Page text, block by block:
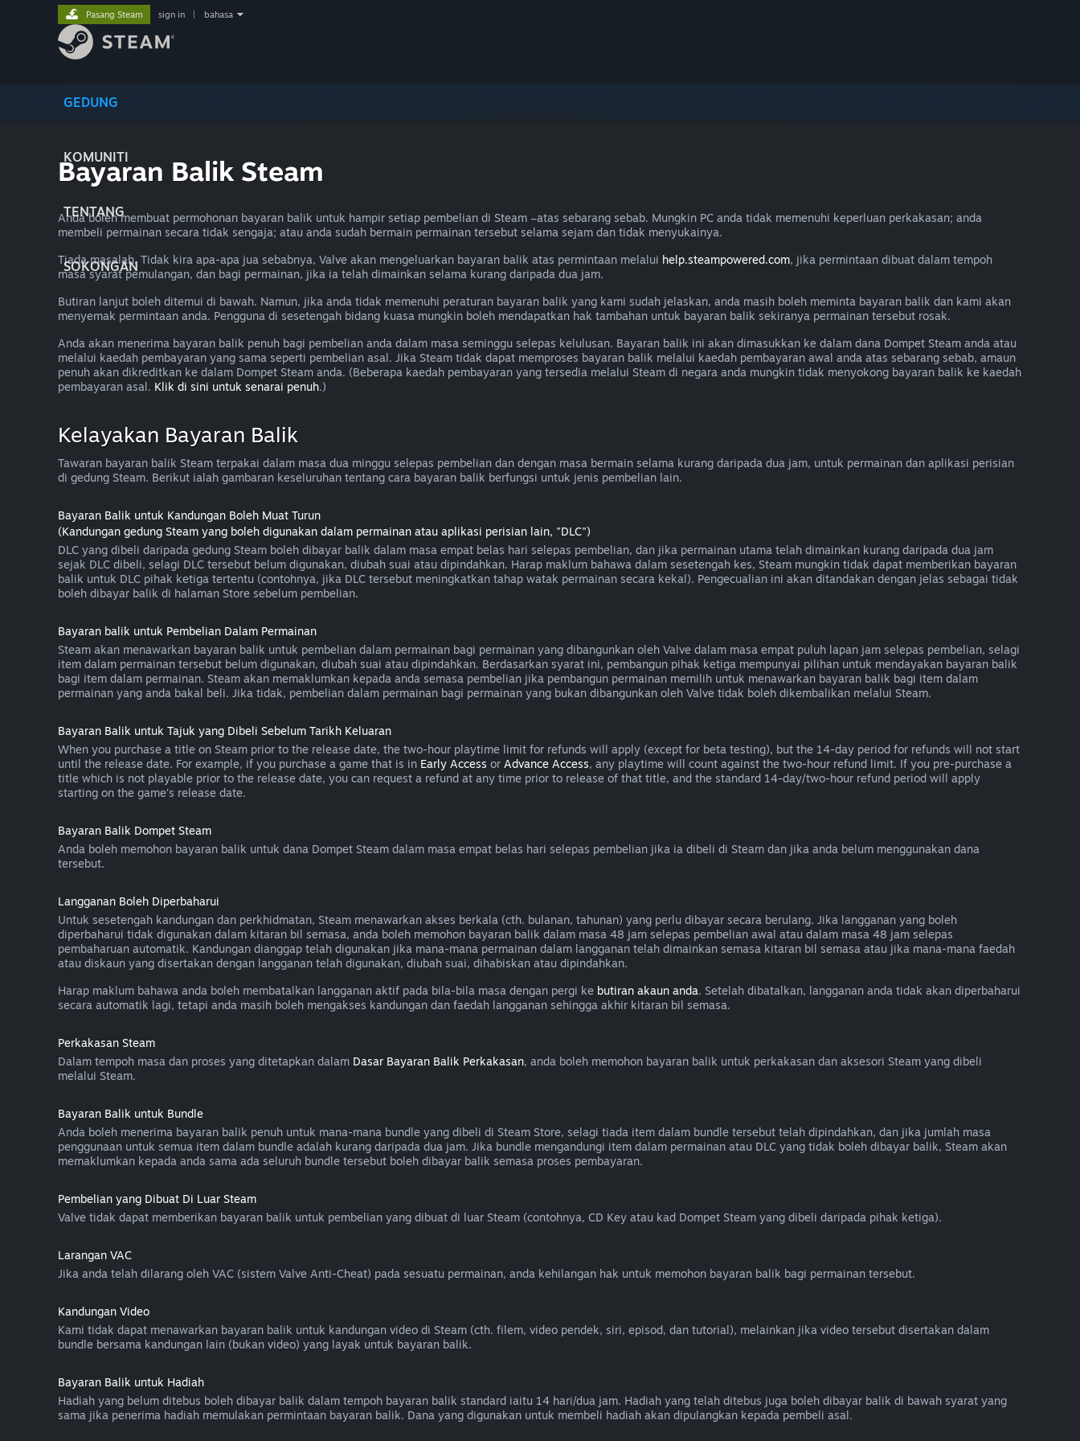
GEDUNG
KOMUNITI
TENTANG
SOKONGAN
Pasang Steam sign in bahasa
Bayaran Balik Steam
Anda boleh membuat permohonan bayaran balik untuk hampir setiap pembelian di Steam –atas sebarang sebab. Mungkin PC anda tidak memenuhi keperluan perkakasan; anda
membeli permainan secara tidak sengaja; atau anda sudah bermain permainan tersebut selama sejam dan tidak menyukainya.
Tiada masalah. Tidak kira apa-apa jua sebabnya, Valve akan mengeluarkan bayaran balik atas permintaan melalui help.steampowered.com, jika permintaan dibuat dalam tempoh
masa syarat pemulangan, dan bagi permainan, jika ia telah dimainkan selama kurang daripada dua jam.
Butiran lanjut boleh ditemui di bawah. Namun, jika anda tidak memenuhi peraturan bayaran balik yang kami sudah jelaskan, anda masih boleh meminta bayaran balik dan kami akan
menyemak permintaan anda. Pengguna di sesetengah bidang kuasa mungkin boleh mendapatkan hak tambahan untuk bayaran balik sekiranya permainan tersebut rosak.
Anda akan menerima bayaran balik penuh bagi pembelian anda dalam masa seminggu selepas kelulusan. Bayaran balik ini akan dimasukkan ke dalam dana Dompet Steam anda atau
melalui kaedah pembayaran yang sama seperti pembelian asal. Jika Steam tidak dapat memproses bayaran balik melalui kaedah pembayaran awal anda atas sebarang sebab, amaun
penuh akan dikreditkan ke dalam Dompet Steam anda. (Beberapa kaedah pembayaran yang tersedia melalui Steam di negara anda mungkin tidak menyokong bayaran balik ke kaedah
pembayaran asal. Klik di sini untuk senarai penuh.)
Kelayakan Bayaran Balik
Tawaran bayaran balik Steam terpakai dalam masa dua minggu selepas pembelian dan dengan masa bermain selama kurang daripada dua jam, untuk permainan dan aplikasi perisian
di gedung Steam. Berikut ialah gambaran keseluruhan tentang cara bayaran balik berfungsi untuk jenis pembelian lain.
Bayaran Balik untuk Kandungan Boleh Muat Turun
(Kandungan gedung Steam yang boleh digunakan dalam permainan atau aplikasi perisian lain, "DLC")
DLC yang dibeli daripada gedung Steam boleh dibayar balik dalam masa empat belas hari selepas pembelian, dan jika permainan utama telah dimainkan kurang daripada dua jam
sejak DLC dibeli, selagi DLC tersebut belum digunakan, diubah suai atau dipindahkan. Harap maklum bahawa dalam sesetengah kes, Steam mungkin tidak dapat memberikan bayaran
balik untuk DLC pihak ketiga tertentu (contohnya, jika DLC tersebut meningkatkan tahap watak permainan secara kekal). Pengecualian ini akan ditandakan dengan jelas sebagai tidak
boleh dibayar balik di halaman Store sebelum pembelian.
Bayaran balik untuk Pembelian Dalam Permainan
Steam akan menawarkan bayaran balik untuk pembelian dalam permainan bagi permainan yang dibangunkan oleh Valve dalam masa empat puluh lapan jam selepas pembelian, selagi
item dalam permainan tersebut belum digunakan, diubah suai atau dipindahkan. Berdasarkan syarat ini, pembangun pihak ketiga mempunyai pilihan untuk mendayakan bayaran balik
bagi item dalam permainan. Steam akan memaklumkan kepada anda semasa pembelian jika pembangun permainan memilih untuk menawarkan bayaran balik bagi item dalam
permainan yang anda bakal beli. Jika tidak, pembelian dalam permainan bagi permainan yang bukan dibangunkan oleh Valve tidak boleh dikembalikan melalui Steam.
Bayaran Balik untuk Tajuk yang Dibeli Sebelum Tarikh Keluaran
When you purchase a title on Steam prior to the release date, the two-hour playtime limit for refunds will apply (except for beta testing), but the 14-day period for refunds will not start
until the release date. For example, if you purchase a game that is in Early Access or Advance Access, any playtime will count against the two-hour refund limit. If you pre-purchase a
title which is not playable prior to the release date, you can request a refund at any time prior to release of that title, and the standard 14-day/two-hour refund period will apply
starting on the game’s release date.
Bayaran Balik Dompet Steam
Anda boleh memohon bayaran balik untuk dana Dompet Steam dalam masa empat belas hari selepas pembelian jika ia dibeli di Steam dan jika anda belum menggunakan dana
tersebut.
Langganan Boleh Diperbaharui
Untuk sesetengah kandungan dan perkhidmatan, Steam menawarkan akses berkala (cth. bulanan, tahunan) yang perlu dibayar secara berulang. Jika langganan yang boleh
diperbaharui tidak digunakan dalam kitaran bil semasa, anda boleh memohon bayaran balik dalam masa 48 jam selepas pembelian awal atau dalam masa 48 jam selepas
pembaharuan automatik. Kandungan dianggap telah digunakan jika mana-mana permainan dalam langganan telah dimainkan semasa kitaran bil semasa atau jika mana-mana faedah
atau diskaun yang disertakan dengan langganan telah digunakan, diubah suai, dihabiskan atau dipindahkan.
Harap maklum bahawa anda boleh membatalkan langganan aktif pada bila-bila masa dengan pergi ke butiran akaun anda. Setelah dibatalkan, langganan anda tidak akan diperbaharui
secara automatik lagi, tetapi anda masih boleh mengakses kandungan dan faedah langganan sehingga akhir kitaran bil semasa.
Perkakasan Steam
Dalam tempoh masa dan proses yang ditetapkan dalam Dasar Bayaran Balik Perkakasan, anda boleh memohon bayaran balik untuk perkakasan dan aksesori Steam yang dibeli
melalui Steam.
Bayaran Balik untuk Bundle
Anda boleh menerima bayaran balik penuh untuk mana-mana bundle yang dibeli di Steam Store, selagi tiada item dalam bundle tersebut telah dipindahkan, dan jika jumlah masa
penggunaan untuk semua item dalam bundle adalah kurang daripada dua jam. Jika bundle mengandungi item dalam permainan atau DLC yang tidak boleh dibayar balik, Steam akan
memaklumkan kepada anda sama ada seluruh bundle tersebut boleh dibayar balik semasa proses pembayaran.
Pembelian yang Dibuat Di Luar Steam
Valve tidak dapat memberikan bayaran balik untuk pembelian yang dibuat di luar Steam (contohnya, CD Key atau kad Dompet Steam yang dibeli daripada pihak ketiga).
Larangan VAC
Jika anda telah dilarang oleh VAC (sistem Valve Anti-Cheat) pada sesuatu permainan, anda kehilangan hak untuk memohon bayaran balik bagi permainan tersebut.
Kandungan Video
Kami tidak dapat menawarkan bayaran balik untuk kandungan video di Steam (cth. filem, video pendek, siri, episod, dan tutorial), melainkan jika video tersebut disertakan dalam
bundle bersama kandungan lain (bukan video) yang layak untuk bayaran balik.
Bayaran Balik untuk Hadiah
Hadiah yang belum ditebus boleh dibayar balik dalam tempoh bayaran balik standard iaitu 14 hari/dua jam. Hadiah yang telah ditebus juga boleh dibayar balik di bawah syarat yang
sama jika penerima hadiah memulakan permintaan bayaran balik. Dana yang digunakan untuk membeli hadiah akan dipulangkan kepada pembeli asal.